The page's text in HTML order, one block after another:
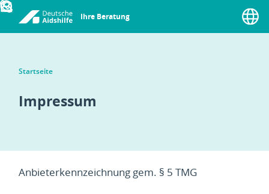
Ihre Beratung Menü
Startseite
Impressum
Anbieterkennzeichnung gem. § 5 TMG